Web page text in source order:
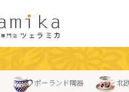
ポーランド陶器 北